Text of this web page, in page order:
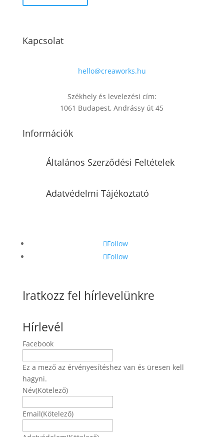
Kapcsolat
hello@creaworks.hu
Székhely és levelezési cím:
1061 Budapest, Andrássy út 45
Információk
Általános Szerződési Feltételek
Adatvédelmi Tájékoztató
Follow
Follow
Iratkozz fel hírlevelünkre
Hírlevél
Facebook
Ez a mező az érvényesítéshez van és üresen kell
hagyni.
Név(Kötelező)
Email(Kötelező)